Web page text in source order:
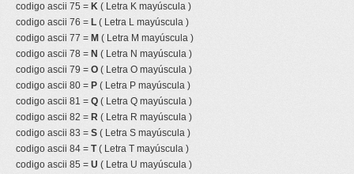
codigo ascii 75 = K ( Letra K mayúscula )
codigo ascii 76 = L ( Letra L mayúscula )
codigo ascii 77 = M ( Letra M mayúscula )
codigo ascii 78 = N ( Letra N mayúscula )
codigo ascii 79 = O ( Letra O mayúscula )
codigo ascii 80 = P ( Letra P mayúscula )
codigo ascii 81 = Q ( Letra Q mayúscula )
codigo ascii 82 = R ( Letra R mayúscula )
codigo ascii 83 = S ( Letra S mayúscula )
codigo ascii 84 = T( Letra T mayúscula )
codigo ascii 85 = U ( Letra U mayúscula )